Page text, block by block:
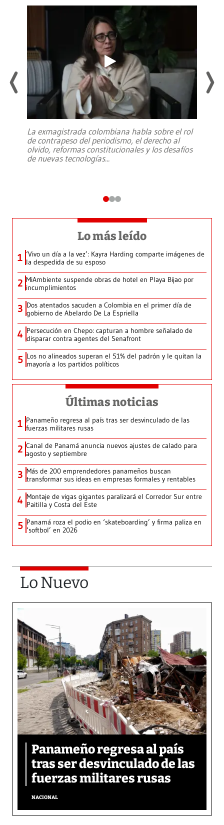
La exmagistrada colombiana habla sobre el rol
de contrapeso del periodismo, el derecho al
olvido, reformas constitucionales y los desafíos
de nuevas tecnologías...
Lo más leído
1 ‘Vivo un día a la vez’: Kayra Harding comparte imágenes de
la despedida de su esposo
2 MiAmbiente suspende obras de hotel en Playa Bijao por
incumplimientos
3 Dos atentados sacuden a Colombia en el primer día de
gobierno de Abelardo De La Espriella
4 Persecución en Chepo: capturan a hombre señalado de
disparar contra agentes del Senafront
5 Los no alineados superan el 51% del padrón y le quitan la
mayoría a los partidos políticos
Últimas noticias
1 Panameño regresa al país tras ser desvinculado de las
fuerzas militares rusas
2 Canal de Panamá anuncia nuevos ajustes de calado para
agosto y septiembre
3 Más de 200 emprendedores panameños buscan
transformar sus ideas en empresas formales y rentables
4 Montaje de vigas gigantes paralizará el Corredor Sur entre
Paitilla y Costa del Este
5 Panamá roza el podio en ‘skateboarding’ y firma paliza en
‘softbol’ en 2026
Lo Nuevo
Panameño regresa al país
tras ser desvinculado de las
fuerzas militares rusas
NACIONAL